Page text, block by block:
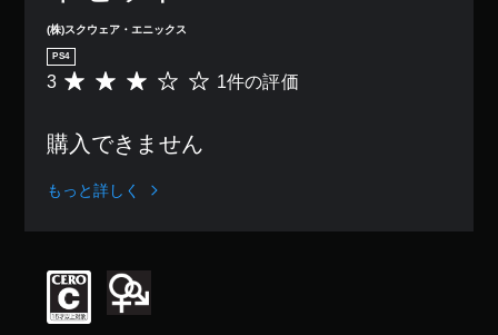
(株)スクウェア・エニックス
PS4
評
は
、
平
は
段
3 1件の評価
購入できません
もっと詳しく